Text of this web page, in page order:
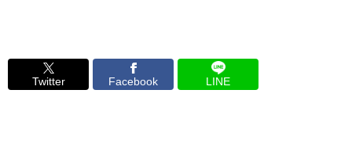
Twitter Facebook LINE